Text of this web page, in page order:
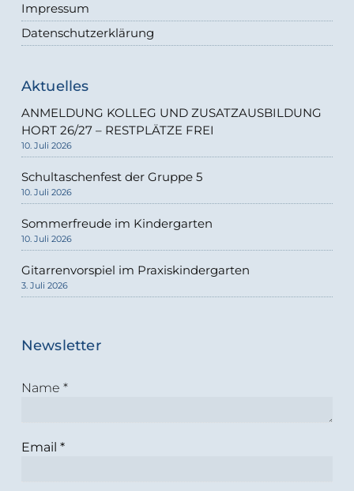
Impressum
Datenschutzerklärung
Aktuelles
ANMELDUNG KOLLEG UND ZUSATZAUSBILDUNG
HORT 26/27 – RESTPLÄTZE FREI
10. Juli 2026
Schultaschenfest der Gruppe 5
10. Juli 2026
Sommerfreude im Kindergarten
10. Juli 2026
Gitarrenvorspiel im Praxiskindergarten
3. Juli 2026
Newsletter
Name *
Email *